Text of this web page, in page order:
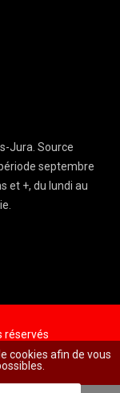
Jura. Source
septembre
et +, du lundi au
réservés
cookies afin de vous